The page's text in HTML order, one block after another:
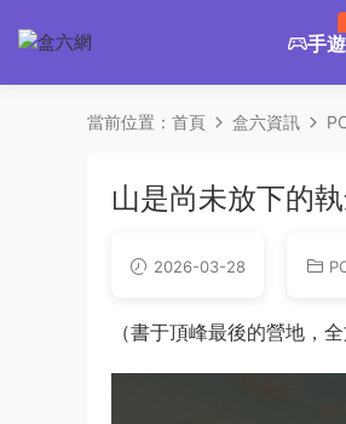
手遊
當前位置： 首頁 盒六資訊
山是尚未放下的
2026-03-28
（書于頂峰最後的營地，